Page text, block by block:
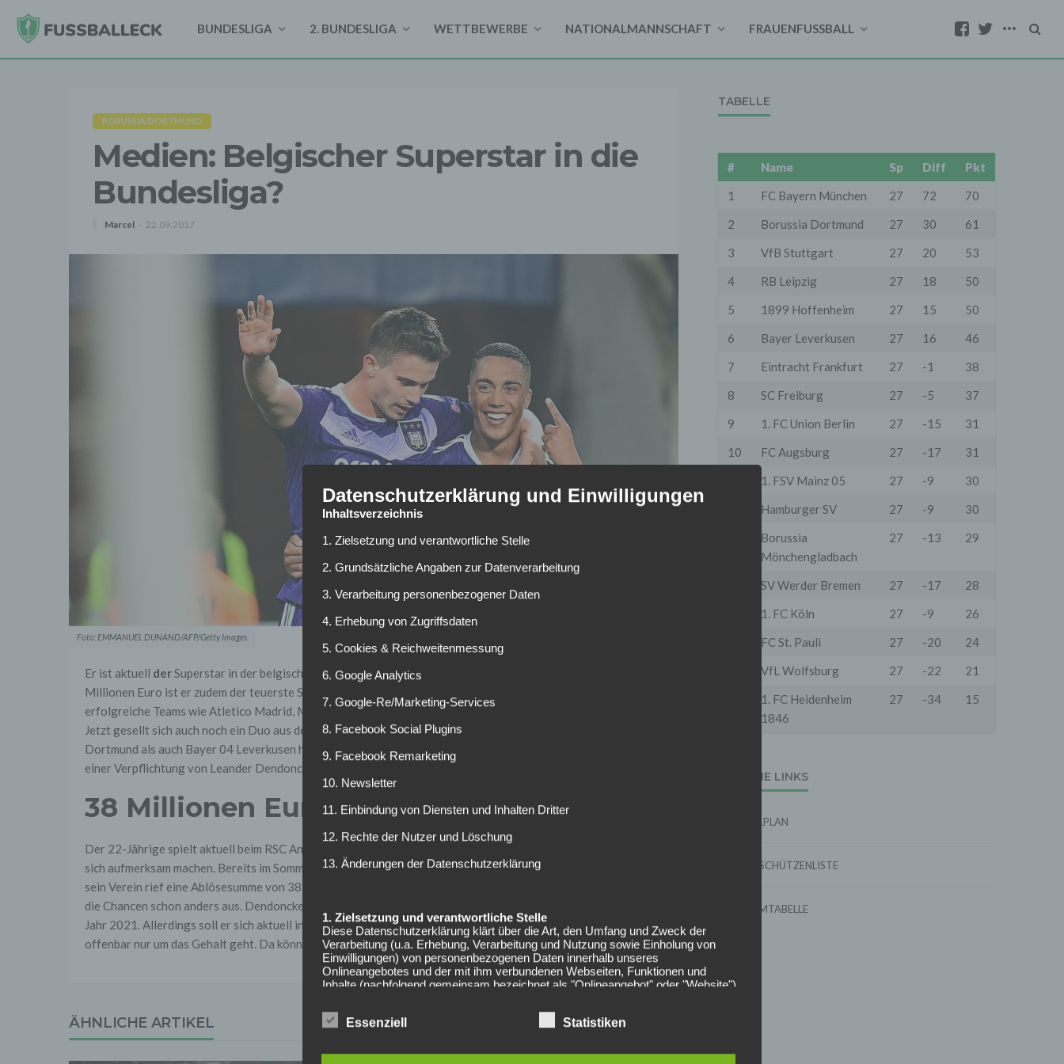
BUNDESLIGA 2. BUNDESLIGA WETTBEWERBE NATIONALMANNSCHAFT FRAUENFUSSBALL
BORUSSIA DORTMUND
Medien: Belgischer Superstar in die
Bundesliga?
Marcel 22.09.2017
Foto: EMMANUEL DUNAND/AFP/Getty Images
Er ist aktuell derSuperstar in der belgischen Jupiler Pro League. Mit einem geschätzten Marktwert von 15
Millionen Euro ist er zudem der teuerste Spieler in Belgien. Zahlreiche Vereine, darunter auch international
erfolgreiche Teams wie Atletico Madrid, Manchester United und der AS Monaco würden ihn gerne verpflichten.
Jetzt gesellt sich auch noch ein Duo aus der Bundesliga in die Reihe der Interessenten. Sowohl Borussia
Dortmund als auch Bayer 04 Leverkusen haben nach Informationen von „
einer Verpflichtung von Leander Dendoncker.
38 Millionen Euro Ablöse?
Der 22-Jährige spielt aktuell beim RSC Anderlecht und konnte in der Partie gegen den FC Bayern München auf
sich aufmerksam machen. Bereits im Sommer soll Dendoncker um eine Wechselfreigabe gebeten haben, doch
sein Verein rief eine Ablösesumme von 38 Millionen Euro aus. Kein Verein war bereit, das zu zahlen. Jetzt sehen
die Chancen schon anders aus. Dendoncker hat zwar beim belgischen Meister einen laufenden Vertrag bis ins
Jahr 2021. Allerdings soll er sich aktuell in Vertragsgesprächen mit seinem Club befinden, in denen es aber
offenbar nur um das Gehalt geht. Da könnte der BVB aber auch mithalten.
ÄHNLICHE ARTIKEL
TABELLE
# Name Sp Diff
Pkt
1
FC Bayern München 27 72
70
2
Borussia Dortmund 27 30
61
3
VfB Stuttgart 27 20
53
4
RB Leipzig 27 18
50
5
1899 Hoffenheim 27 15
50
6
Bayer Leverkusen 27 16
46
7
Eintracht Frankfurt 27 -1
38
8
SC Freiburg 27 -5
37
9
1. FC Union Berlin 27 -15
31
10
FC Augsburg 27 -17
31
1. FSV Mainz 05 27 -9
30
Hamburger SV 27 -9
30
Borussia
Mönchengladbach
27 -13 29
SV Werder Bremen 27 -17
28
1. FC Köln 27 -9
26
FC St. Pauli 27 -20
24
VfL Wolfsburg 27 -22
21
1. FC Heidenheim
1846
27 -34 15
EXTERNE LINKS
SPIELPLAN
TORSCHÜTZENLISTE
FORMTABELLE
Datenschutzerklärung und Einwilligungen
Inhaltsverzeichnis
1. Zielsetzung und verantwortliche Stelle
2. Grundsätzliche Angaben zur Datenverarbeitung
3. Verarbeitung personenbezogener Daten
4. Erhebung von Zugriffsdaten
5. Cookies & Reichweitenmessung
6. Google Analytics
7. Google-Re/Marketing-Services
8. Facebook Social Plugins
9. Facebook Remarketing
10. Newsletter
11. Einbindung von Diensten und Inhalten Dritter
12. Rechte der Nutzer und Löschung
13. Änderungen der Datenschutzerklärung
1. Zielsetzung und verantwortliche Stelle
Diese Datenschutzerklärung klärt über die Art, den Umfang und Zweck der
Verarbeitung (u.a. Erhebung, Verarbeitung und Nutzung sowie Einholung von
Einwilligungen) von personenbezogenen Daten innerhalb unseres
Onlineangebotes und der mit ihm verbundenen Webseiten, Funktionen und
Inhalte (nachfolgend gemeinsam bezeichnet als "Onlineangebot" oder "Website")
Systemen, Plattformen und Geräten (z.B. Desktop oder Mobile) auf denen das
Onlineangebot ausgeführt wird.
Anbieter des Onlineangebotes und die datenschutzrechtlich verantwortliche Stelle
Essenziell Statistiken